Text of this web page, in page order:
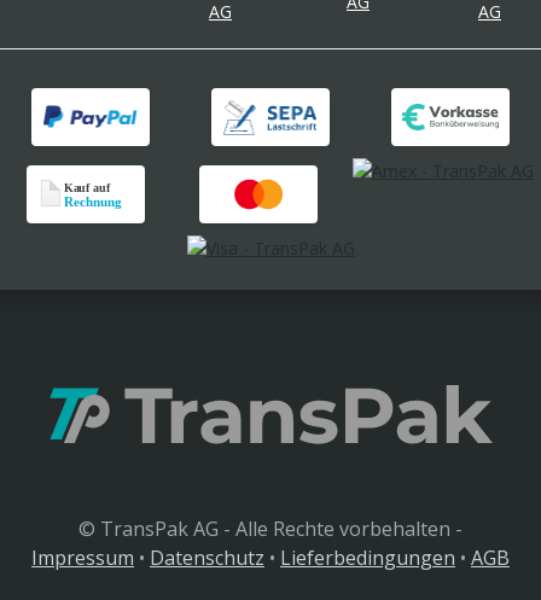
© TransPak AG - Alle Rechte vorbehalten -
Impressum • Datenschutz • Lieferbedingungen • AGB